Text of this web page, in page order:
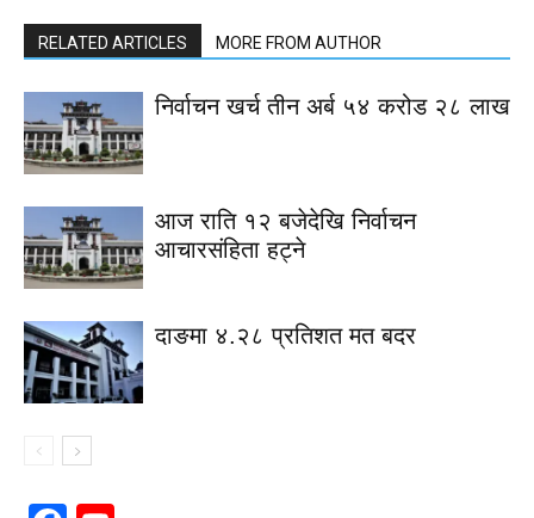
RELATED ARTICLES MORE FROM AUTHOR
निर्वाचन खर्च तीन अर्ब ५४ करोड २८ लाख
आज राति १२ बजेदेखि निर्वाचन
आचारसंहिता हट्ने
दाङमा ४.२८ प्रतिशत मत बदर